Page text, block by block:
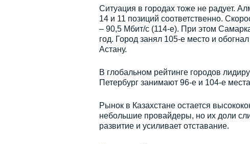
Ситуация в городах тоже не радует.
14 и 11 позиций соответственно.
– 90,5 Мбит/с (114-е). При этом
год. Город занял 105-е место и
Астану.
В глобальном рейтинге городов
Петербург занимают 96-е и 104-е
Рынок в Казахстане остается
небольшие провайдеры, но их доли
развитие и усиливает отставание.